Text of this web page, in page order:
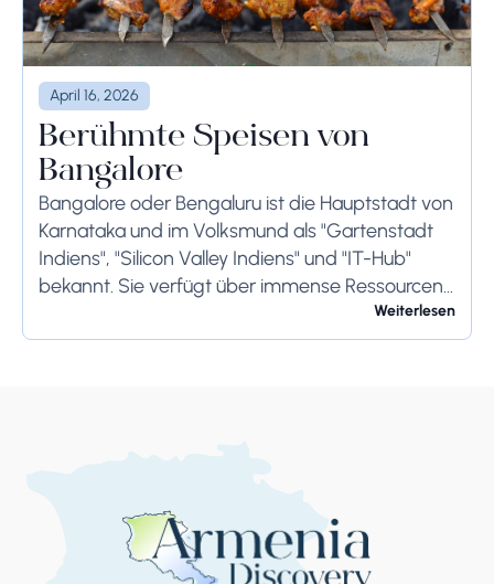
April 16, 2026
Berühmte Speisen von
Bangalore
Bangalore oder Bengaluru ist die Hauptstadt von
Karnataka und im Volksmund als "Gartenstadt
Indiens", "Silicon Valley Indiens" und "IT-Hub"
bekannt. Sie verfügt über immense Ressourcen
und bietet ihren Bewohnern so viel. Bangalore ist
berühmt für seine...
Weiterlesen